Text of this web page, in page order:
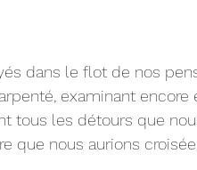
dans le flot de nos
examinant encore
tous les détours que
que nous aurions